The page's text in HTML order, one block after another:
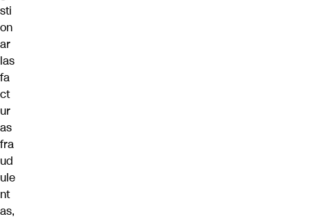
sti
on
ar
las
fa
ct
ur
as
fra
ud
ule
nt
as,